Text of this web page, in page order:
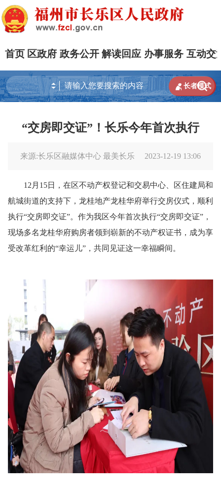
首页 区政府 政务公开 解读回应 办事服务 互动交

 长者模式
“交房即交证”！长乐今年首次执行
来源:长乐区融媒体中心 最美长乐 2023-12-19 13:06
12月15日，在区不动产权登记和交易中心、区住建局和
航城街道的支持下，龙桂地产龙桂华府举行交房仪式，顺利
执行“交房即交证”。作为我区今年首次执行“交房即交证”，
现场多名龙桂华府购房者领到崭新的不动产权证书，成为享
受改革红利的“幸运儿”，共同见证这一幸福瞬间。